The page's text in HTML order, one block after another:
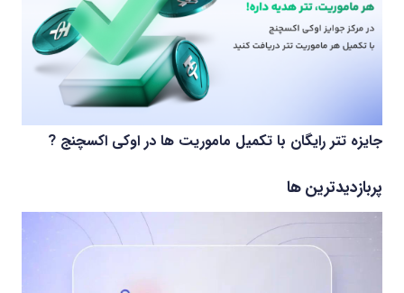
جایزه تتر رایگان با تکمیل ماموریت ها در اوکی اکسچنج ?
پربازدیدترین ها